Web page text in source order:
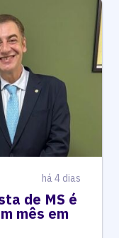
há 4 dias
de MS é
mês em